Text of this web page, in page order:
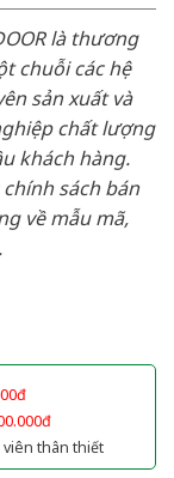
là thương
chuỗi các hệ
sản xuất và
chất lượng
khách hàng.
chính sách bán
về mẫu mã,
thân thiết